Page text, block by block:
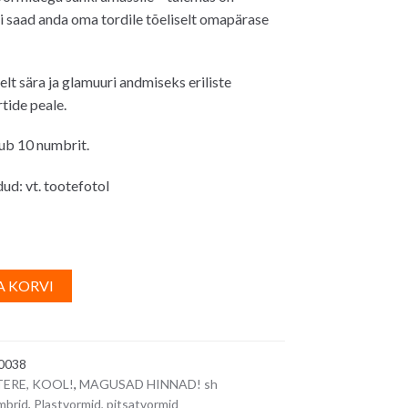
saad anda oma tordile tõeliselt omapärase
sära ja glamuuri andmiseks eriliste
peale.
10 numbrit.
vt. tootefotol
KORVI
l
n
KOOL!, MAGUSAD HINNAD! sh
, Plastvormid, pitsatvormid